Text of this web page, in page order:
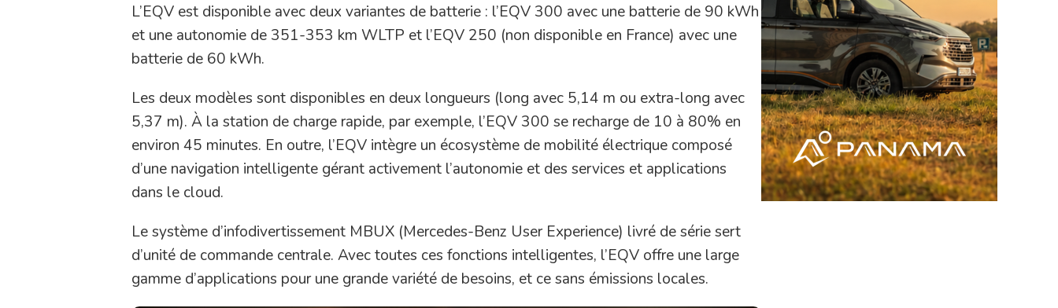
L’EQV est disponible avec deux variantes de batterie : l’EQV 300 avec une batterie de 90 kWh
et une autonomie de 351-353 km WLTP et l’EQV 250 (non disponible en France) avec une
batterie de 60 kWh.
Les deux modèles sont disponibles en deux longueurs (long avec 5,14 m ou extra-long avec
5,37 m). À la station de charge rapide, par exemple, l’EQV 300 se recharge de 10 à 80% en
environ 45 minutes. En outre, l’EQV intègre un écosystème de mobilité électrique composé
d’une navigation intelligente gérant activement l’autonomie et des services et applications
dans le cloud.
Le système d’infodivertissement MBUX (Mercedes-Benz User Experience) livré de série sert
d’unité de commande centrale. Avec toutes ces fonctions intelligentes, l’EQV offre une large
gamme d’applications pour une grande variété de besoins, et ce sans émissions locales.